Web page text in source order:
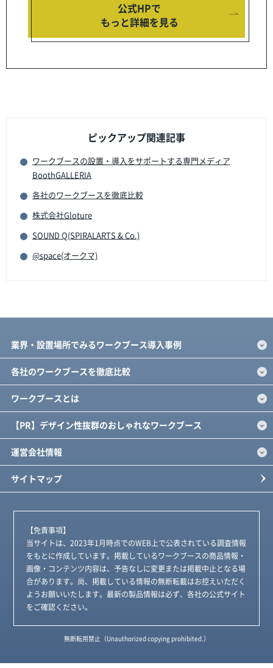
公式HPで
もっと詳細を見る
ピックアップ関連記事
ワークブースの設置・導入をサポートする専門メディア
BoothGALLERIA
各社のワークブースを徹底比較
株式会社Gloture
SOUND Q(SPIRALARTS & Co.)
@space(オークマ)
業界・設置場所でみるワークブース導入事例
各社のワークブースを徹底比較
ワークブースとは
【PR】デザイン性抜群のおしゃれなワークブース
運営会社情報
サイトマップ
【免責事項】
当サイトは、2023年1月時点でのWEB上で公表されている調査情報
をもとに作成しています。掲載しているワークブースの商品情報・
画像・コンテンツ内容は、予告なしに変更または掲載中止となる場
合があります。尚、掲載している情報の無断転載はお控えいただく
ようお願いいたします。最新の製品情報は必ず、各社の公式サイト
をご確認ください。
無断転用禁止（Unauthorized copying prohibited.）